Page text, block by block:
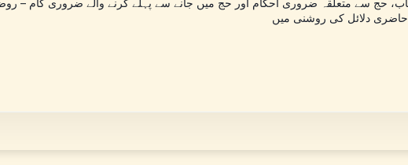
حج سے متعلقہ ضروری احکام اور حج میں جانے سے پہلے کرنے والے ضروری کام –
حاضری دلائل کی روشنی میں